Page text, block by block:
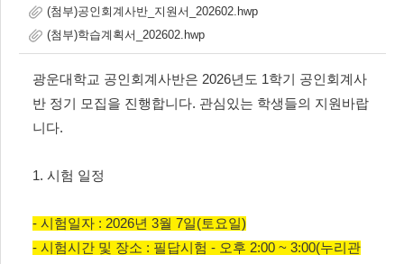
(첨부)공인회계사반_지원서_202602.hwp
(첨부)학습계획서_202602.hwp
광운대학교 공인회계사반은 2026년도 1학기 공인회계사
반 정기 모집을 진행합니다. 관심있는 학생들의 지원바랍
니다.
1. 시험 일정
- 시험일자 : 2026년 3월 7일(토요일)
- 시험시간 및 장소 : 필답시험 - 오후 2:00 ~ 3:00(누리관